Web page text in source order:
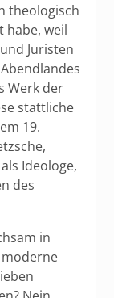
theologisch
habe, weil
Juristen
Werk der
stattliche
19.
Ideologe,
des
in